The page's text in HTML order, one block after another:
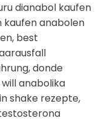
dianabol kaufen
kaufen anabolen
best
donde
anabolika
shake rezepte,